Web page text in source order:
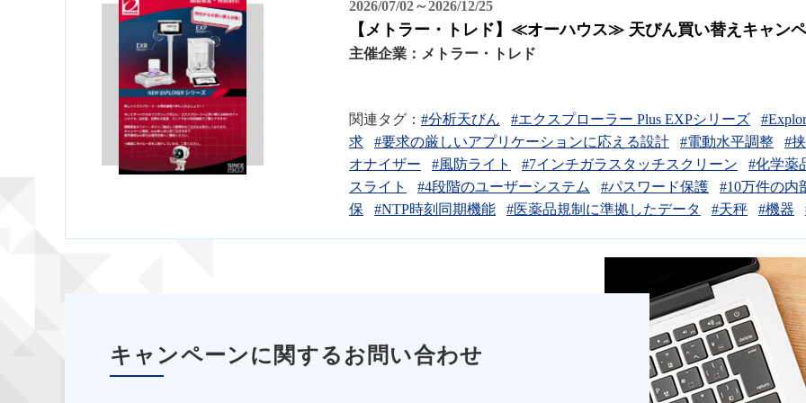
2026/07/02～2026/12/25
【メトラー・トレド】≪オーハウス≫ 天びん買い替えキャン
主催企業： メトラー・トレド
関連タグ： #分析天びん #エクスプローラー Plus EXPシリーズ
求
#要求の厳しいアプリケーションに応える設計 #電動水平調整
#
オナイザー
#風防ライト #7インチガラスタッチスクリーン
#化学薬
スライト
#4段階のユーザーシステム #パスワード保護
#10万件の内
保
#NTP時刻同期機能 #医薬品規制に準拠したデータ #天秤 #機器
キャンペーンに関するお問い合わせ